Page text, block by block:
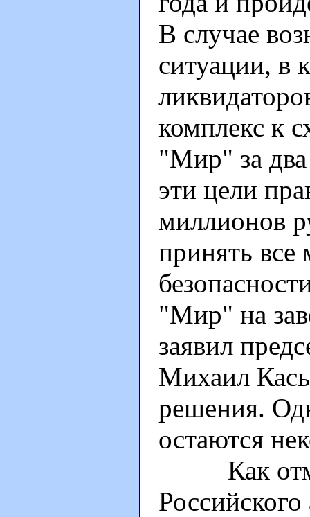
В случае
ситуации, в
комплекс к
"Мир" за
эти цели
миллионов
принять все
"Мир" на
заявил
Михаил
решения.
остаются
Как